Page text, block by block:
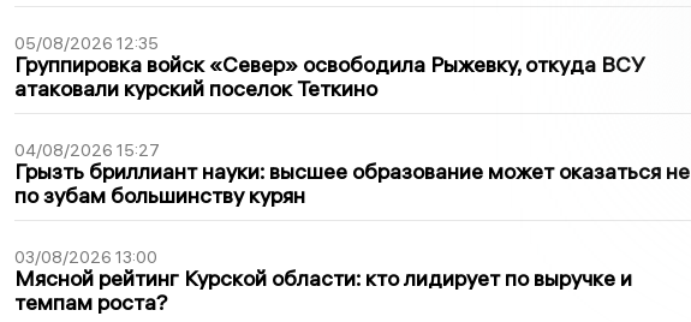
05/08/2026 12:35
Группировка войск «Север» освободила Рыжевку, откуда ВСУ
атаковали курский поселок Теткино
04/08/2026 15:27
Грызть бриллиант науки: высшее образование может оказаться не
по зубам большинству курян
03/08/2026 13:00
Мясной рейтинг Курской области: кто лидирует по выручке и
темпам роста?